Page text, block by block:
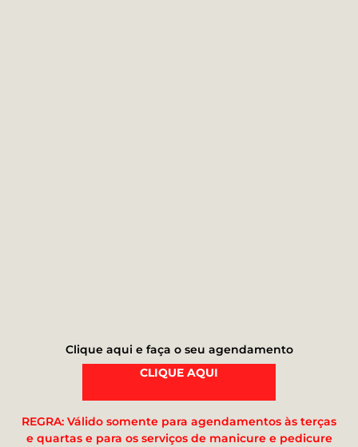
Clique aqui e faça o seu agendamento
CLIQUE AQUI
REGRA: Válido somente para agendamentos às terças
e quartase para os serviços de manicure e pedicure